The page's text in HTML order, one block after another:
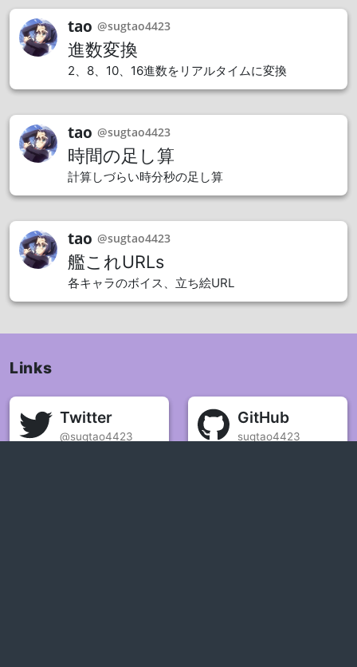
tao @sugtao4423
進数変換
2、8、10、16進数をリアルタイムに変換
tao @sugtao4423
時間の足し算
計算しづらい時分秒の足し算
tao @sugtao4423
艦これURLs
各キャラのボイス、立ち絵URL
Links
Twitter
@sugtao4423
GitHub
sugtao4423